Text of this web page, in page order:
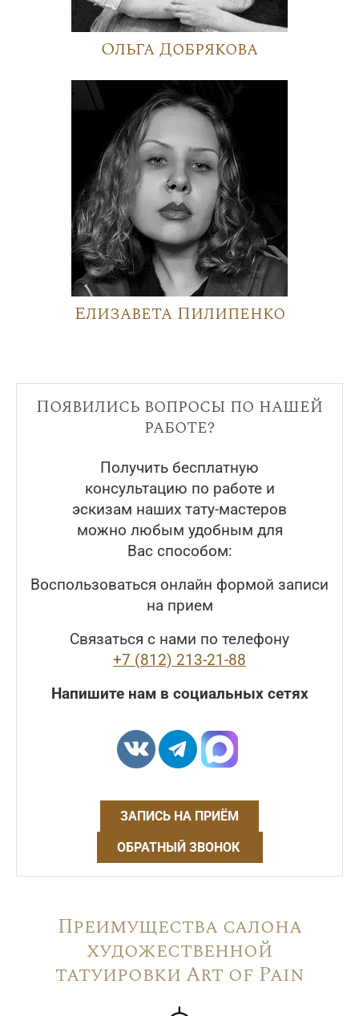
Ольга Добрякова
Елизавета Пилипенко
Появились вопросы по нашей
работе?
Получить бесплатную
консультацию по работе и
эскизам наших тату-мастеров
можно любым удобным для
Вас способом:
Воспользоваться онлайн формой записи
на прием
Связаться с нами по телефону
+7 (812) 213-21-88
Напишите нам в социальных сетях
ЗАПИСЬ НА ПРИЁМ
ОБРАТНЫЙ ЗВОНОК
Преимущества салона
художественной
татуировки Art of Pain